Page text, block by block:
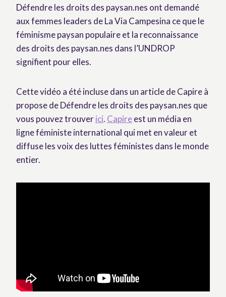
Défendre les droits des paysan.nes ont demandé
aux femmes leaders de La Via Campesina ce que le
féminisme paysan populaire et la reconnaissance
des droits des paysan.nes dans l’UNDROP
signifient pour elles.
Cette vidéo a été incluse dans un article de Capire à
propose de Défendre les droits des paysan.nes que
vous pouvez trouverici. Capireest un média en
ligne féministe international qui met en valeur et
diffuse les voix des luttes féministes dans le monde
entier.